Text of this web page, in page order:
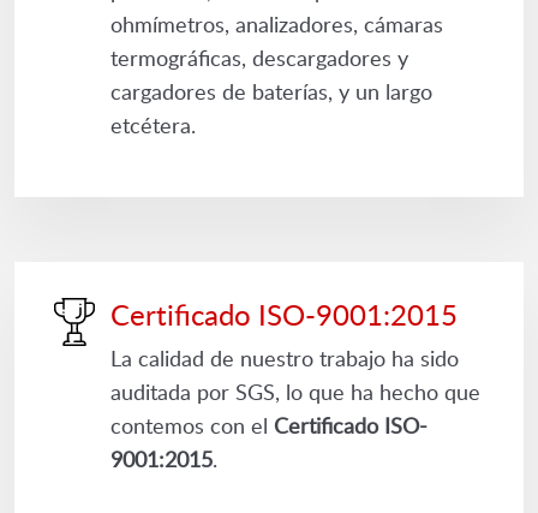
ohmímetros, analizadores, cámaras
termográficas, descargadores y
cargadores de baterías, y un largo
etcétera.
Certificado ISO-9001:2015
La calidad de nuestro trabajo ha sido
auditada por SGS, lo que ha hecho que
contemos con el Certificado ISO-
9001:2015.